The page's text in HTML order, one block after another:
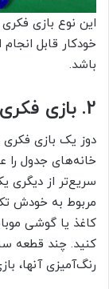
این نوع بازی
خودکار قابل
باشد.
2. بازی فکری دوز
دوز یک بازی فکری
خانه‌های جدول را
سریع‌تر از دیگری
مربوط به خودش
کاغذ یا گوشی
کنید. چند قطعه
رنگ‌آمیزی آنها،